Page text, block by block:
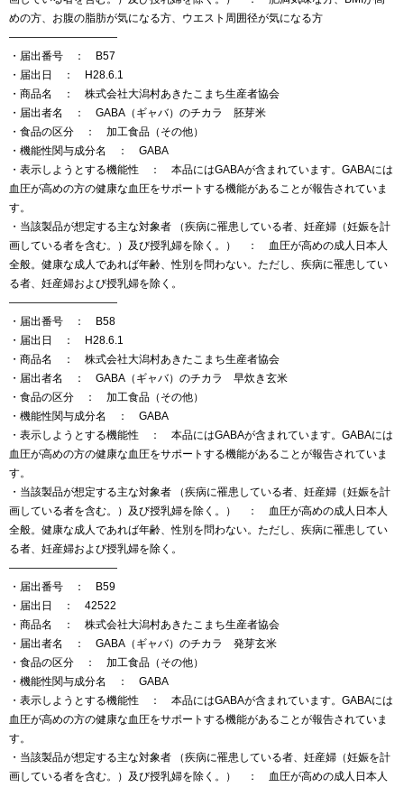
めの方、お腹の脂肪が気になる方、ウエスト周囲径が気になる方
——————————
・届出番号 ： B57
・届出日 ： H28.6.1
・商品名 ： 株式会社大潟村あきたこまち生産者協会
・届出者名 ： GABA（ギャバ）のチカラ 胚芽米
・食品の区分 ： 加工食品（その他）
・機能性関与成分名 ： GABA
・表示しようとする機能性 ： 本品にはGABAが含まれています。GABAには
血圧が高めの方の健康な血圧をサポートする機能があることが報告されていま
す。
・当該製品が想定する主な対象者 （疾病に罹患している者、妊産婦（妊娠を計
画している者を含む。）及び授乳婦を除く。） ： 血圧が高めの成人日本人
全般。健康な成人であれば年齢、性別を問わない。ただし、疾病に罹患してい
る者、妊産婦および授乳婦を除く。
——————————
・届出番号 ： B58
・届出日 ： H28.6.1
・商品名 ： 株式会社大潟村あきたこまち生産者協会
・届出者名 ： GABA（ギャバ）のチカラ 早炊き玄米
・食品の区分 ： 加工食品（その他）
・機能性関与成分名 ： GABA
・表示しようとする機能性 ： 本品にはGABAが含まれています。GABAには
血圧が高めの方の健康な血圧をサポートする機能があることが報告されていま
す。
・当該製品が想定する主な対象者 （疾病に罹患している者、妊産婦（妊娠を計
画している者を含む。）及び授乳婦を除く。） ： 血圧が高めの成人日本人
全般。健康な成人であれば年齢、性別を問わない。ただし、疾病に罹患してい
る者、妊産婦および授乳婦を除く。
——————————
・届出番号 ： B59
・届出日 ： 42522
・商品名 ： 株式会社大潟村あきたこまち生産者協会
・届出者名 ： GABA（ギャバ）のチカラ 発芽玄米
・食品の区分 ： 加工食品（その他）
・機能性関与成分名 ： GABA
・表示しようとする機能性 ： 本品にはGABAが含まれています。GABAには
血圧が高めの方の健康な血圧をサポートする機能があることが報告されていま
す。
・当該製品が想定する主な対象者 （疾病に罹患している者、妊産婦（妊娠を計
画している者を含む。）及び授乳婦を除く。） ： 血圧が高めの成人日本人